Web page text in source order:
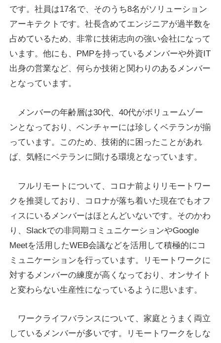
です。社員は17名で、そのうち8名がソリューション
アーキテクトです。社長含めてエンジニアが過半数を
占めているため、非常に技術志向の強い会社になって
います。他にも、PMPを持っているメンバーや外資IT
出身の営業など、何らか技術と関わりのあるメンバー
となっています。
メンバーの年齢層は30代、40代がボリュームゾー
ンとなっており、ベンチャーには珍しくベテランが揃
っています。このため、技術的に困ったことがあれ
ば、気軽にベテランに聞ける環境となっています。
フルリモートについて、コロナ前よりリモートワー
クを推奨しており、コロナが落ち着いた現在でもオフ
ィスにいるメンバーはほとんどいないです。そのかわ
り、Slackでの非同期コミュニケーションやGoogle
Meetを活用したWEB会議などを活用して積極的にコ
ミュニケーションを行っています。リモートワークに
対するメンバーの練度が高くなっており、オンサイト
と変わらない生産性になっているように思います。
ワークライフバランスについて、家庭とうまく両立
しているメンバーが多いです。リモートワークをしな